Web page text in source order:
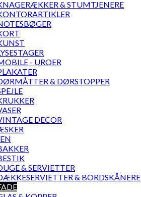
& STUMTJENERE
- UROER
& DØRSTOPPER
DECOR
& SERVIETTER
& BORDSKÅNERE